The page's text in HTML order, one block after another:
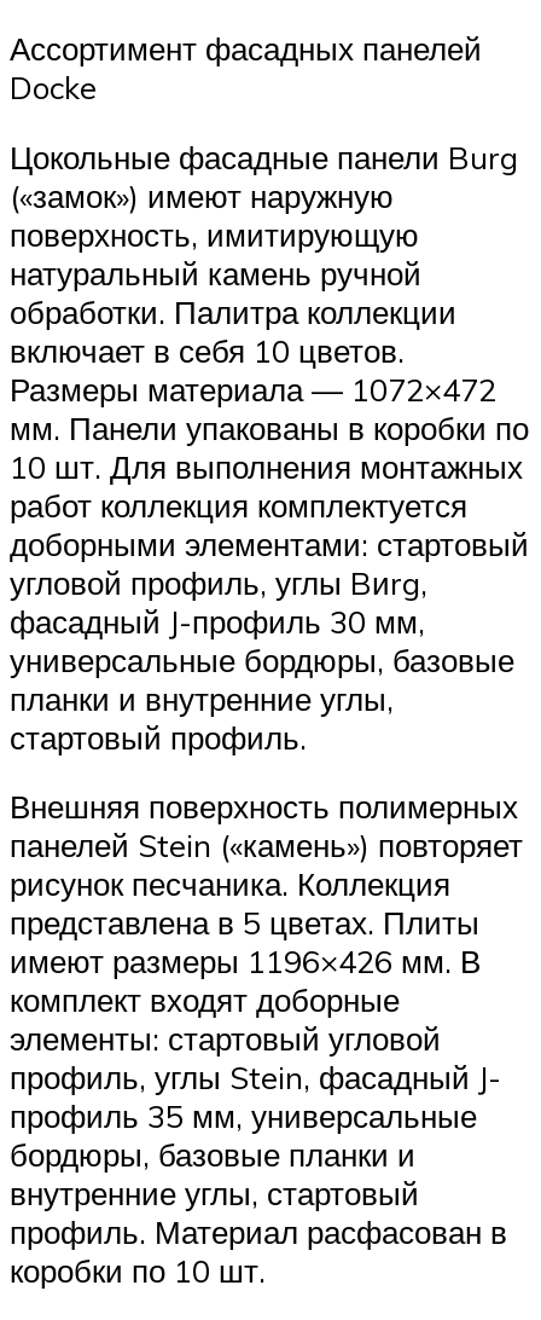
Ассортимент фасадных панелей
Docke
Цокольные фасадные панели Burg
(«замок») имеют наружную
поверхность, имитирующую
натуральный камень ручной
обработки. Палитра коллекции
включает в себя 10 цветов.
Размеры материала — 1072×472
мм. Панели упакованы в коробки по
10 шт. Для выполнения монтажных
работ коллекция комплектуется
доборными элементами: стартовый
угловой профиль, углы Bиrg,
фасадный J-профиль 30 мм,
универсальные бордюры, базовые
планки и внутренние углы,
стартовый профиль.
Внешняя поверхность полимерных
панелей Stein («камень») повторяет
рисунок песчаника. Коллекция
представлена в 5 цветах. Плиты
имеют размеры 1196×426 мм. В
комплект входят доборные
элементы: стартовый угловой
профиль, углы Stein, фасадный J-
профиль 35 мм, универсальные
бордюры, базовые планки и
внутренние углы, стартовый
профиль. Материал расфасован в
коробки по 10 шт.